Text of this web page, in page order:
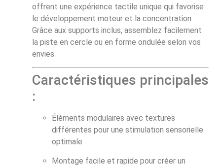
offrent une expérience tactile unique qui favorise
le développement moteur et la concentration.
Grâce aux supports inclus, assemblez facilement
la piste en cercle ou en forme ondulée selon vos
envies.
Caractéristiques principales
:
Éléments modulaires avec textures
différentes pour une stimulation sensorielle
optimale
Montage facile et rapide pour créer un